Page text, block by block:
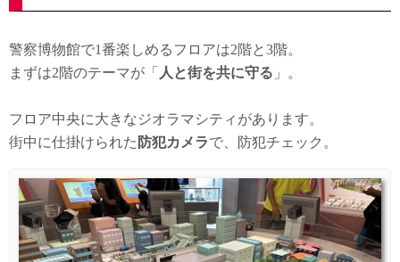
警察博物館で1番楽しめるフロアは2階と3階。
まずは2階のテーマが「 人と街を共に守る 」。
フロア中央に大きなジオラマシティがあります。
街中に仕掛けられた 防犯カメラで、防犯チェック。